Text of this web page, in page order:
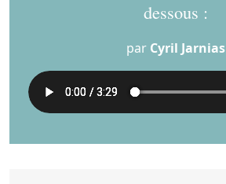
dessous :
par Cyril Jarnias